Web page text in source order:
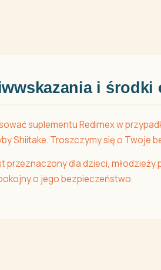
i środki
suplementu Redimex w
Shiitake. Troszczymy się o Twoje
przeznaczony dla dzieci, młodzieży
o jego bezpieczeństwo.